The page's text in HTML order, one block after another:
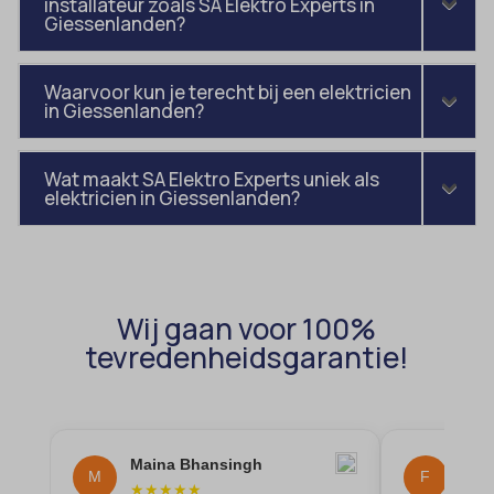
Giessenlanden?
Waarvoor kun je terecht bij een elektricien
in Giessenlanden?
Wat maakt SA Elektro Experts uniek als
elektricien in Giessenlanden?
Wij gaan voor 100%
tevredenheidsgarantie!
M
Maina Bhansingh
★★★★★
F
et-editor-available-post-*
et-pb-recent-items-colors
et-pb-recent-items-font_family
gt_auto_switch
OptanonConsent
wordpress_logged_in_*
amp_*
av_lang
av_tunnel
blocksy_cookies_consent_accepted
cato_fw_inet
cookie_permission_granted
cookiesEnabled